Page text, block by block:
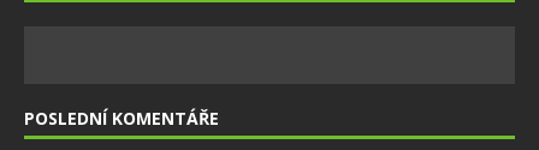
POSLEDNÍ KOMENTÁŘE